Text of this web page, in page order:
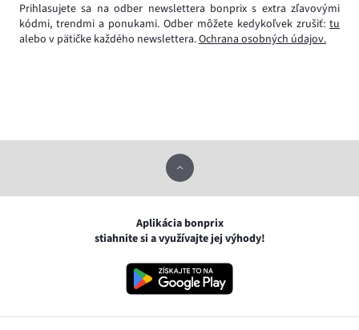
Prihlasujete sa na odber newslettera bonprix s extra zľavovými
kódmi, trendmi a ponukami. Odber môžete kedykoľvek zrušiť: tu
alebo v pätičke každého newslettera.Ochrana osobných údajov.
Aplikácia bonprix
stiahnite si a využívajte jej výhody!